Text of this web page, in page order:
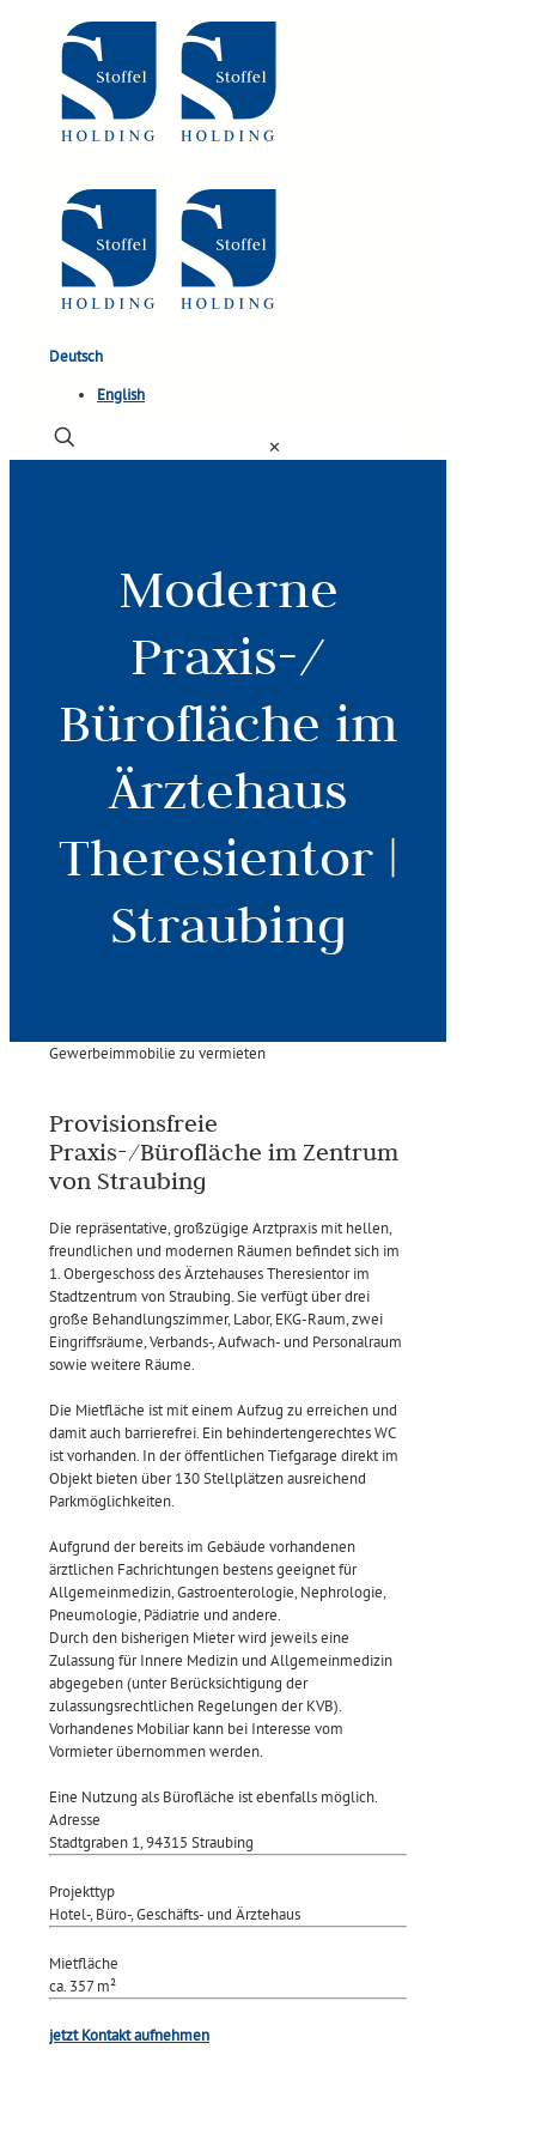
Deutsch
English
✕
Moderne
Praxis-/
Bürofläche im
Ärztehaus
Theresientor |
Straubing
Gewerbeimmobilie zu vermieten
Provisionsfreie
Praxis-/Bürofläche im Zentrum
von Straubing
Die repräsentative, großzügige Arztpraxis mit hellen,
freundlichen und modernen Räumen befindet sich im
1. Obergeschoss des Ärztehauses Theresientor im
Stadtzentrum von Straubing. Sie verfügt über drei
große Behandlungszimmer, Labor, EKG-Raum, zwei
Eingriffsräume, Verbands-, Aufwach- und Personalraum
sowie weitere Räume.
Die Mietfläche ist mit einem Aufzug zu erreichen und
damit auch barrierefrei. Ein behindertengerechtes WC
ist vorhanden. In der öffentlichen Tiefgarage direkt im
Objekt bieten über 130 Stellplätzen ausreichend
Parkmöglichkeiten.
Aufgrund der bereits im Gebäude vorhandenen
ärztlichen Fachrichtungen bestens geeignet für
Allgemeinmedizin, Gastroenterologie, Nephrologie,
Pneumologie, Pädiatrie und andere.
Durch den bisherigen Mieter wird jeweils eine
Zulassung für Innere Medizin und Allgemeinmedizin
abgegeben (unter Berücksichtigung der
zulassungsrechtlichen Regelungen der KVB).
Vorhandenes Mobiliar kann bei Interesse vom
Vormieter übernommen werden.
Eine Nutzung als Bürofläche ist ebenfalls möglich.
Adresse
Stadtgraben 1, 94315 Straubing
Projekttyp
Hotel-, Büro-, Geschäfts- und Ärztehaus
Mietfläche
ca. 357 m²
jetzt Kontakt aufnehmen